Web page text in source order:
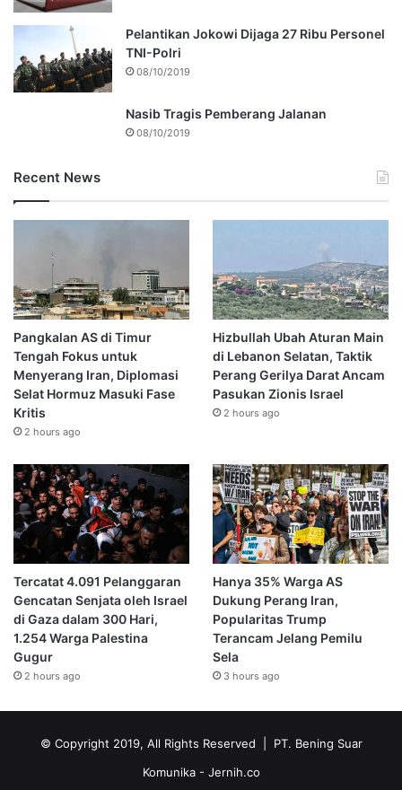
Pelantikan Jokowi Dijaga 27 Ribu Personel
TNI-Polri
08/10/2019
Nasib Tragis Pemberang Jalanan
08/10/2019
Recent News
Pangkalan AS di Timur
Tengah Fokus untuk
Menyerang Iran, Diplomasi
Selat Hormuz Masuki Fase
Kritis
2 hours ago
Hizbullah Ubah Aturan Main
di Lebanon Selatan, Taktik
Perang Gerilya Darat Ancam
Pasukan Zionis Israel
2 hours ago
Tercatat 4.091 Pelanggaran
Gencatan Senjata oleh Israel
di Gaza dalam 300 Hari,
1.254 Warga Palestina
Gugur
2 hours ago
Hanya 35% Warga AS
Dukung Perang Iran,
Popularitas Trump
Terancam Jelang Pemilu
Sela
3 hours ago
© Copyright 2019, All Rights Reserved | PT. Bening Suar
Komunika - Jernih.co